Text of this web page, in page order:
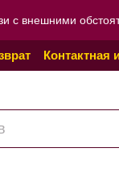
с внешними
Контактная
Политика